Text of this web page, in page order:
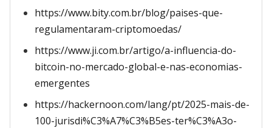
https://www.bity.com.br/blog/paises-que-
regulamentaram-criptomoedas/
https://www.ji.com.br/artigo/a-influencia-do-
bitcoin-no-mercado-global-e-nas-economias-
emergentes
https://hackernoon.com/lang/pt/2025-mais-de-
100-jurisdi%C3%A7%C3%B5es-ter%C3%A3o-